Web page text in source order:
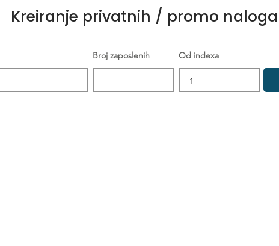
Sonja Broćeta
Kreiranje privatnih / promo naloga
Broj zaposlenih Od indexa